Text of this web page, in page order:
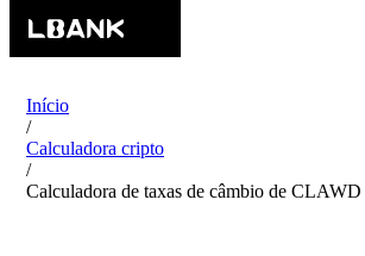
Início
/
Calculadora cripto
/
Calculadora de taxas de câmbio de